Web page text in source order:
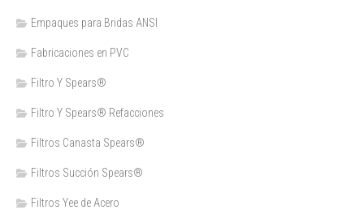
Empaques para Bridas ANSI
Fabricaciones en PVC
Filtro Y Spears®
Filtro Y Spears® Refacciones
Filtros Canasta Spears®
Filtros Succión Spears®
Filtros Yee de Acero